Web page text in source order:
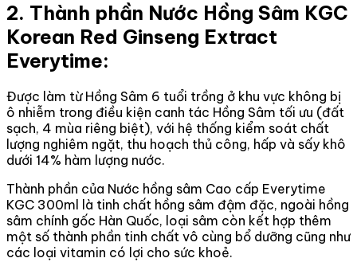
2. Thành phần Nước Hồng Sâm KGC
Korean Red Ginseng Extract
Everytime:
Được làm từ Hồng Sâm 6 tuổi trồng ở khu vực không bị
ô nhiễm trong điều kiện canh tác Hồng Sâm tối ưu (đất
sạch, 4 mùa riêng biệt), với hệ thống kiểm soát chất
lượng nghiêm ngặt, thu hoạch thủ công, hấp và sấy khô
dưới 14% hàm lượng nước.
Thành phần của Nước hồng sâm Cao cấp Everytime
KGC 300ml là tinh chất hồng sâm đậm đặc, ngoài hồng
sâm chính gốc Hàn Quốc, loại sâm còn kết hợp thêm
một số thành phần tinh chất vô cùng bổ dưỡng cũng như
các loại vitamin có lợi cho sức khoẻ.